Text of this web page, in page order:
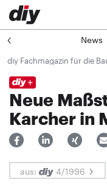
News
diy Fachmagazin für die
Neue
Karcher in
aus: 4/1996